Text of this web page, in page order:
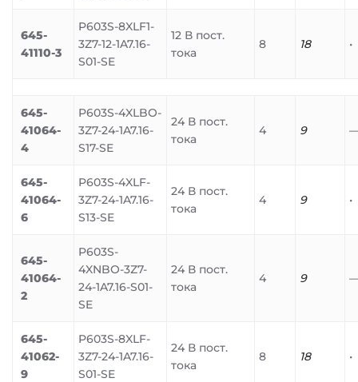
645-
41110-3
P603S-8XLF1-
3Z7-12-1A7.16-
S01-SE
12 В пост.
тока
8 18 •
645-
41064-
4
P603S-4XLBO-
3Z7-24-1A7.16-
S17-SE
24 В пост.
тока
4 9
645-
41064-
6
P603S-4XLF-
3Z7-24-1A7.16-
S13-SE
24 В пост.
тока
4 9 •
645-
41064-
2
P603S-
4XNBO-3Z7-
24-1A7.16-S01-
SE
24 В пост.
тока
4 9
645-
41062-
9
P603S-8XLF-
3Z7-24-1A7.16-
S01-SE
24 В пост.
тока
8 18 •